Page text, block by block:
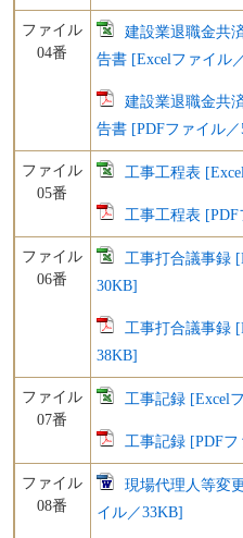
ファイル
04番
建設業退職金共
告書 [Excelファイル
建設業退職金共
告書 [PDFファイル
ファイル
05番
工事工程表
工事工程表
ファイル
06番
工事打合議事録
30KB]
工事打合議事録
38KB]
ファイル
07番
工事記録 [Excel
工事記録 [PDF
ファイル
08番
現場代理人等変
イル／33KB]